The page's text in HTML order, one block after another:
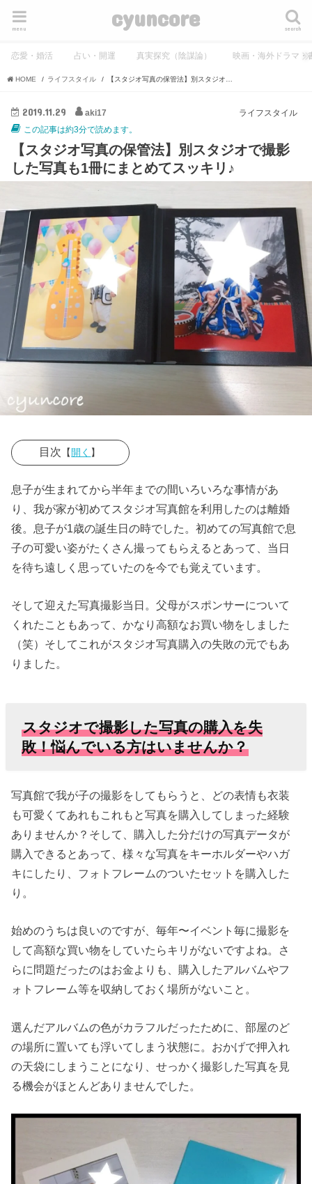
cyuncore search
menu
恋愛・婚活 占い・開運 真実探究（陰謀論） 映画・海外ドラマ・
HOME ライフスタイル
ライフスタイル
2019.11.29
aki17
この記事は約3分で読めます。
【スタジオ写真の保管法】別スタジオで撮影
した写真も1冊にまとめてスッキリ♪
目次 【開く 】
› スタジオで撮
影した写真の
購入を失敗！
悩んでいる方
はいません
› アルバムを1
冊にまとめよ
う！おすすめ
› 写真をフォト
アルバムから
取り出してみ
› スタジオ撮影
け！これまで
より安く済む
息子が生まれてから半年までの間いろいろな事情があ
り、我が家が初めてスタジオ写真館を利用したのは離婚
後。息子が1歳の誕生日の時でした。初めての写真館で息
子の可愛い姿がたくさん撮ってもらえるとあって、当日
を待ち遠しく思っていたのを今でも覚えています。
そして迎えた写真撮影当日。父母がスポンサーについて
くれたこともあって、かなり高額なお買い物をしました
（笑）そしてこれがスタジオ写真購入の失敗の元でもあ
りました。
スタジオで撮影した写真の購入を失
敗！悩んでいる方はいませんか？
写真館で我が子の撮影をしてもらうと、どの表情も衣装
も可愛くてあれもこれもと写真を購入してしまった経験
ありませんか？そして、購入した分だけの写真データが
購入できるとあって、様々な写真をキーホルダーやハガ
キにしたり、フォトフレームのついたセットを購入した
り。
始めのうちは良いのですが、毎年〜イベント毎に撮影を
して高額な買い物をしていたらキリがないですよね。さ
らに問題だったのはお金よりも、購入したアルバムやフ
ォトフレーム等を収納しておく場所がないこと。
選んだアルバムの色がカラフルだったために、部屋のど
の場所に置いても浮いてしまう状態に。おかげで押入れ
の天袋にしまうことになり、せっかく撮影した写真を見
る機会がほとんどありませんでした。